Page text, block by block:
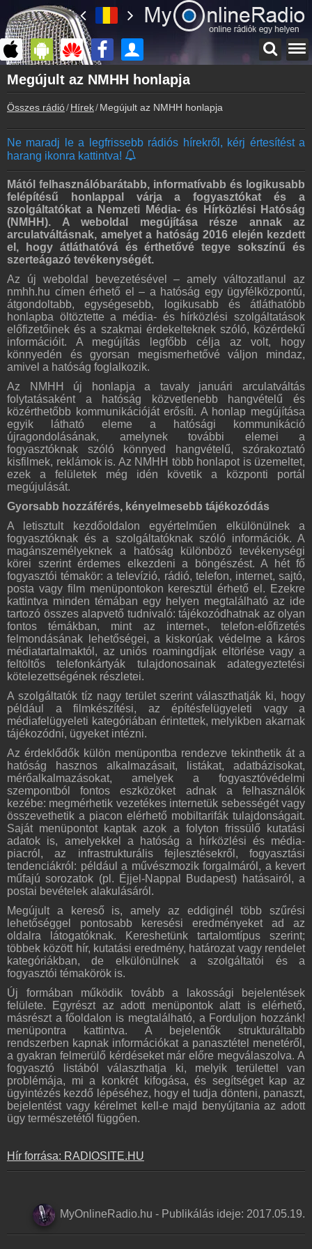
Főoldal
myonlineradio.hu
Bejelentkezés
Kapcsolat
Írj nekünk!
Partnerek
Rádiós partnerek
Rádió beágyazás
Ágyazd be weboldaladba
Online rádió készítés
Készítés lépésről lépésre
Megújult az NMHH honlapja
Összes rádió Hírek Megújult az NMHH honlapja
Ne maradj le a legfrissebb rádiós hírekről, kérj értesítést a
harang ikonra kattintva!
Mától felhasználóbarátabb, informatívabb és logikusabb
felépítésű honlappal várja a fogyasztókat és a
szolgáltatókat a Nemzeti Média- és Hírközlési Hatóság
(NMHH). A weboldal megújítása része annak az
arculatváltásnak, amelyet a hatóság 2016 elején kezdett
el, hogy átláthatóvá és érthetővé tegye sokszínű és
szerteágazó tevékenységét.
Az új weboldal bevezetésével – amely változatlanul az
nmhh.hu címen érhető el – a hatóság egy ügyfélközpontú,
átgondoltabb, egységesebb, logikusabb és átláthatóbb
honlapba öltöztette a média- és hírközlési szolgáltatások
előfizetőinek és a szakmai érdekelteknek szóló, közérdekű
információit. A megújítás legfőbb célja az volt, hogy
könnyedén és gyorsan megismerhetővé váljon mindaz,
amivel a hatóság foglalkozik.
Az NMHH új honlapja a tavaly januári arculatváltás
folytatásaként a hatóság közvetlenebb hangvételű és
közérthetőbb kommunikációját erősíti. A honlap megújítása
egyik látható eleme a hatósági kommunikáció
újragondolásának, amelynek további elemei a
fogyasztóknak szóló könnyed hangvételű, szórakoztató
kisfilmek, reklámok is. Az NMHH több honlapot is üzemeltet,
ezek a felületek még idén követik a központi portál
megújulását.
Gyorsabb hozzáférés, kényelmesebb tájékozódás
A letisztult kezdőoldalon egyértelműen elkülönülnek a
fogyasztóknak és a szolgáltatóknak szóló információk. A
magánszemélyeknek a hatóság különböző tevékenységi
körei szerint érdemes elkezdeni a böngészést. A hét fő
fogyasztói témakör: a televízió, rádió, telefon, internet, sajtó,
posta vagy film menüpontokon keresztül érhető el. Ezekre
kattintva minden témában egy helyen megtalálható az ide
tartozó összes alapvető tudnivaló: tájékozódhatnak az olyan
fontos témákban, mint az internet-, telefon-előfizetés
felmondásának lehetőségei, a kiskorúak védelme a káros
médiatartalmaktól, az uniós roamingdíjak eltörlése vagy a
feltöltős telefonkártyák tulajdonosainak adategyeztetési
kötelezettségének részletei.
A szolgáltatók tíz nagy terület szerint választhatják ki, hogy
például a filmkészítési, az építésfelügyeleti vagy a
médiafelügyeleti kategóriában érintettek, melyikben akarnak
tájékozódni, ügyeket intézni.
Az érdeklődők külön menüpontba rendezve tekinthetik át a
hatóság hasznos alkalmazásait, listákat, adatbázisokat,
mérőalkalmazásokat, amelyek a fogyasztóvédelmi
szempontból fontos eszközöket adnak a felhasználók
kezébe: megmérhetik vezetékes internetük sebességét vagy
összevethetik a piacon elérhető mobiltarifák tulajdonságait.
Saját menüpontot kaptak azok a folyton frissülő kutatási
adatok is, amelyekkel a hatóság a hírközlési és média-
piacról, az infrastrukturális fejlesztésekről, fogyasztási
tendenciákról: például a művészmozik forgalmáról, a kevert
műfajú sorozatok (pl. Éjjel-Nappal Budapest) hatásairól, a
postai bevételek alakulásáról.
Megújult a kereső is, amely az eddiginél több szűrési
lehetőséggel pontosabb keresési eredményeket ad az
oldalra látogatóknak. Kereshetünk tartalomtípus szerint;
többek között hír, kutatási eredmény, határozat vagy rendelet
kategóriákban, de elkülönülnek a szolgáltatói és a
fogyasztói témakörök is.
Új formában működik tovább a lakossági bejelentések
felülete. Egyrészt az adott menüpontok alatt is elérhető,
másrészt a főoldalon is megtalálható, a Forduljon hozzánk!
menüpontra kattintva. A bejelentők strukturáltabb
rendszerben kapnak információkat a panasztétel menetéről,
a gyakran felmerülő kérdéseket már előre megválaszolva. A
fogyasztó listából választhatja ki, melyik területtel van
problémája, mi a konkrét kifogása, és segítséget kap az
ügyintézés kezdő lépéséhez, hogy el tudja dönteni, panaszt,
bejelentést vagy kérelmet kell-e majd benyújtania az adott
ügy természetétől függően.
Hír forrása: RADIOSITE.HU
MyOnlineRadio.hu - Publikálás ideje: 2017.05.19.